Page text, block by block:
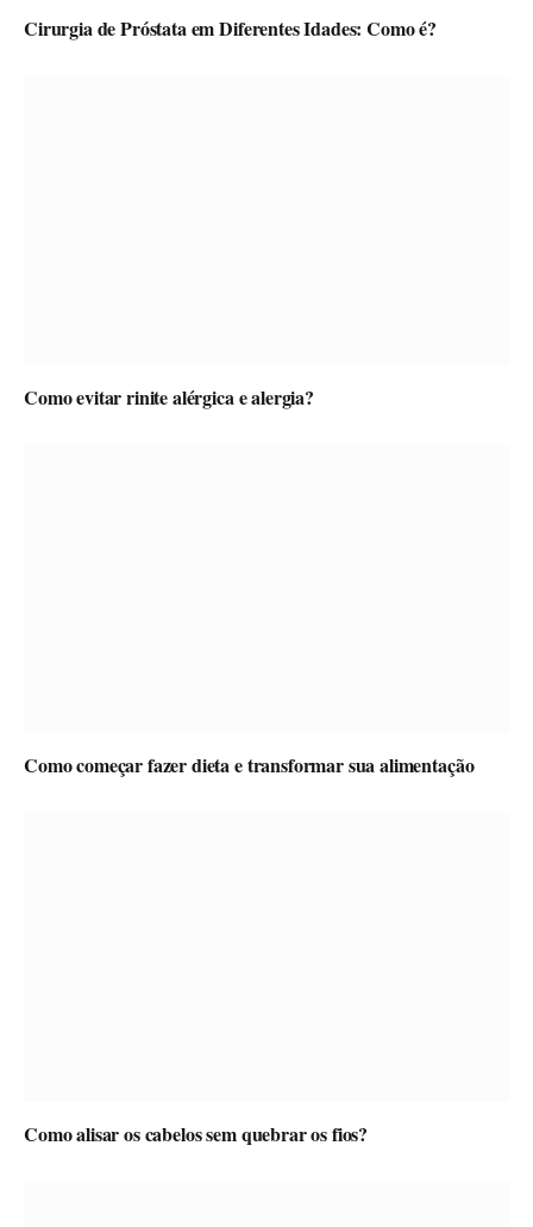
Cirurgia de Próstata em Diferentes Idades: Como é?
Como evitar rinite alérgica e alergia?
Como começar fazer dieta e transformar sua alimentação
Como alisar os cabelos sem quebrar os fios?